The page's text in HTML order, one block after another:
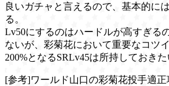
良いガチャと言えるので、基本的に
る。
Lv50にするのはハードルが高すぎる
ないが、彩菊花において重要なコツ
200%となるSRLv45は所持しておきた
[参考]ワールド山口の彩菊花投手適正